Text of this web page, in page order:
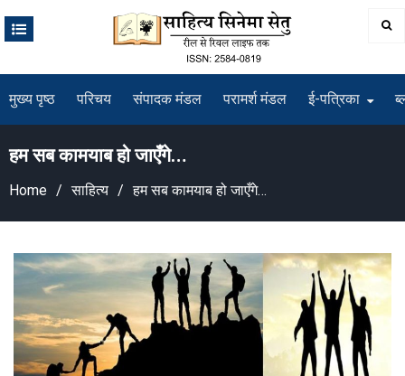
मुख्य पृष्ठ परिचय संपादक मंडल परामर्श मंडल ई-पत्रिका
हम सब कामयाब हो जाएँगे…
Home साहित्य हम सब कामयाब हो जाएँगे…